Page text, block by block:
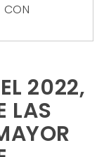
CON
2022,
LAS